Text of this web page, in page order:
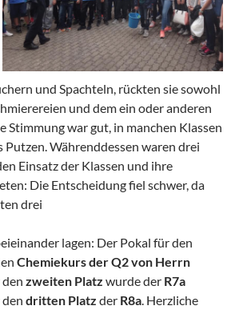
und Spachteln, rückten sie sowohl
und dem ein oder anderen
Stimmung war gut, in manchen Klassen
Währenddessen waren drei
Einsatz der Klassen und ihre
Die Entscheidung fiel schwer, da
drei
lagen: Der Pokal für den
Chemiekurs der Q2 von Herrn
den zweiten Platz wurde der R7a
dritten Platz der R8a . Herzliche